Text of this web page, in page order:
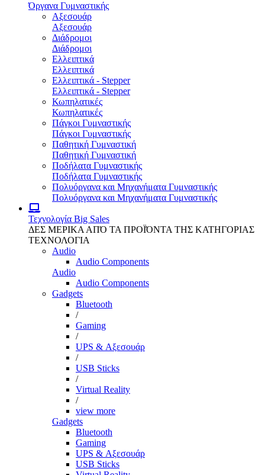
Όργανα Γυμναστικής
Αξεσουάρ
Αξεσουάρ
Διάδρομοι
Διάδρομοι
Ελλειπτικά
Ελλειπτικά
Ελλειπτικά - Stepper
Ελλειπτικά - Stepper
Κωπηλατικές
Κωπηλατικές
Πάγκοι Γυμναστικής
Πάγκοι Γυμναστικής
Παθητική Γυμναστική
Παθητική Γυμναστική
Ποδήλατα Γυμναστικής
Ποδήλατα Γυμναστικής
Πολυόργανα και Μηχανήματα Γυμναστικής
Πολυόργανα και Μηχανήματα Γυμναστικής
Τεχνολογία Big Sales
ΔΕΣ ΜΕΡΙΚΑ ΑΠΌ ΤΑ ΠΡΟΪΌΝΤΑ ΤΗΣ ΚΑΤΗΓΟΡΙΑΣ
ΤΕΧΝΟΛΟΓΙΑ
Audio
Audio Components
Audio
Audio Components
Gadgets
Bluetooth
/
Gaming
/
UPS & Αξεσουάρ
/
USB Sticks
/
Virtual Reality
/
view more
Gadgets
Bluetooth
Gaming
UPS & Αξεσουάρ
USB Sticks